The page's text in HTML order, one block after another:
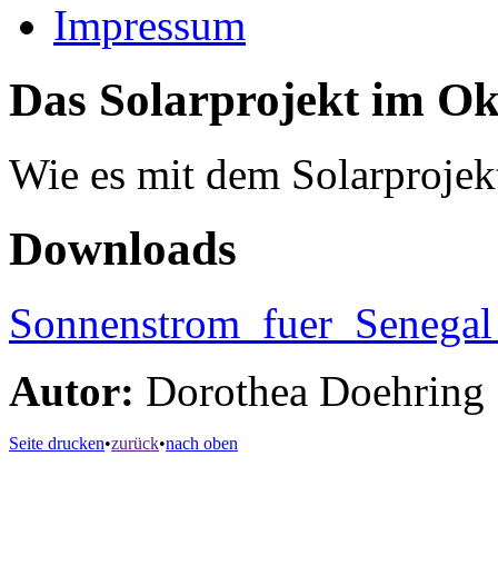
Impressum
Das Solarprojekt im
Wie es mit dem
Downloads
Autor: Dorothea Doehring
Seite drucken•zurück•nach oben